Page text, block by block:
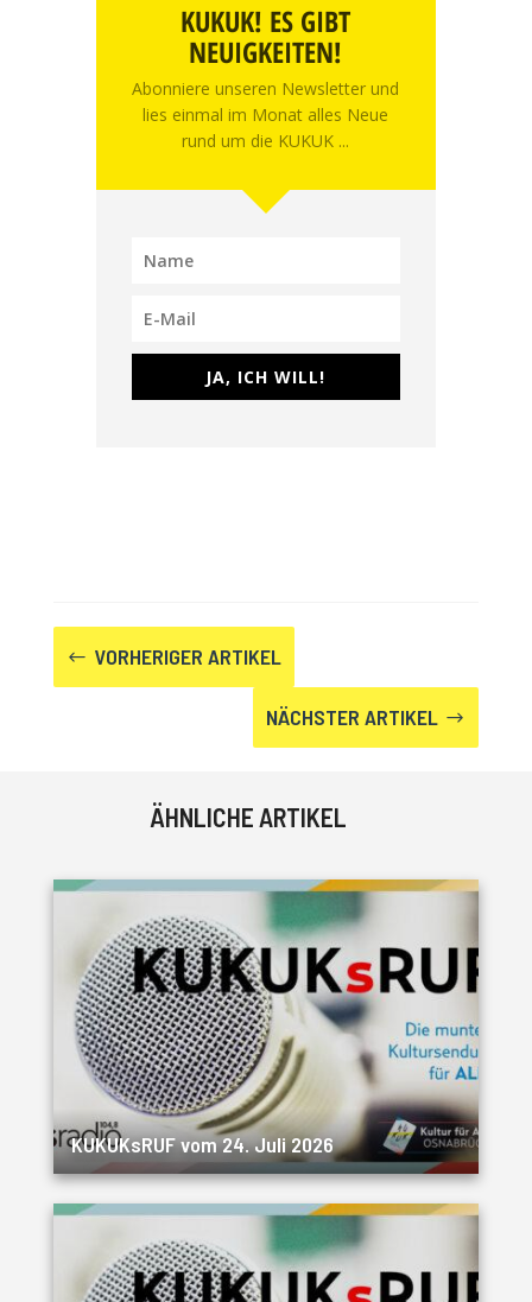
KUKUK! ES GIBT
NEUIGKEITEN!
Abonniere unseren Newsletter und
lies einmal im Monat alles Neue
rund um die KUKUK ...
JA, ICH WILL!
# VORHERIGER ARTIKEL
NÄCHSTER ARTIKEL $
ÄHNLICHE ARTIKEL
KUKUKsRUF vom 24. Juli 2026